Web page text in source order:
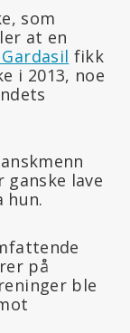
som
at en
fikk
i 2013, noe
ganske lave
hun.
på
ble